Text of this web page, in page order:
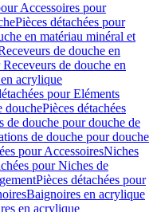
Accessoires pour
Pièces détachées pour
en matériau minéral et
de douche en
de douche en
acrylique
pour Eléments
douchePièces détachées
de douche pour douche de
de douche pour douche
pour AccessoiresNiches
pour Niches de
Pièces détachées pour
Baignoires en acrylique
en acrylique